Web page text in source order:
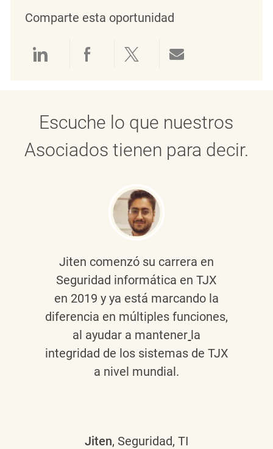
Comparte esta oportunidad
Compartir a través de LinkedIn
Compartir a través de
Compartir a través
Escuche lo que nuestros
Asociados tienen para decir.
Jiten comenzó su carrera en
Seguridad informática en TJX
en 2019 y ya está marcando la
diferencia en múltiples funciones,
al ayudar a mantener la
integridad de los sistemas de TJX
a nivel mundial.
Jiten, Seguridad, TI